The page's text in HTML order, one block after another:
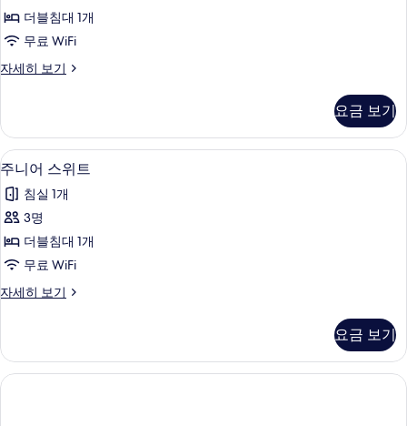
스
위
트
사
모
두
보
기
더블침대 1개
무료 WiFi
자세히 보기
주
위
트
자
세
히
보
요금 보기
주
니
어
스
위
트
사
모
두
1
주니어 스위트
침실 1개
3명
더블침대 1개
무료 WiFi
자세히 보기
주
위
트
자
요금 보기